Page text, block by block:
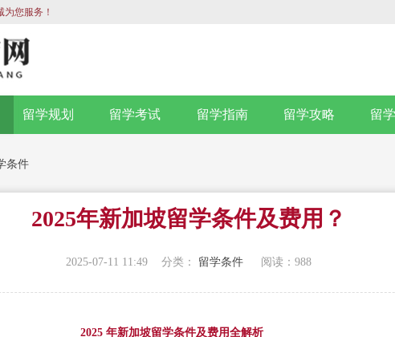
您服务！
留学规划 留学考试 留学指南 留学攻略 留
条件
2025年新加坡留学条件及费用？
2025-07-11 11:49 分类： 留学条件 阅读： 988
2025 年新加坡留学条件及费用全解析